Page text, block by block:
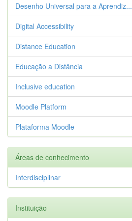
Desenho Universal para a Aprendiz...
Digital Accessibility
Distance Education
Educação a Distância
Inclusive education
Moodle Platform
Plataforma Moodle
Áreas de conhecimento
Interdisciplinar
Instituição